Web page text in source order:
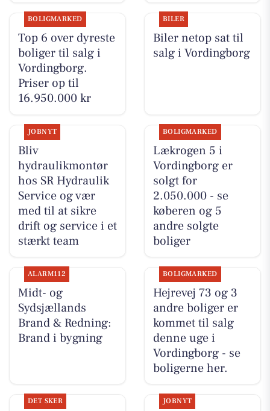
BOLIGMARKED
Top 6 over dyreste
boliger til salg i
Vordingborg.
Priser op til
16.950.000 kr
BILER
Biler netop sat til
salg i Vordingborg
JOBNYT
Bliv
hydraulikmontør
hos SR Hydraulik
Service og vær
med til at sikre
drift og service i et
stærkt team
BOLIGMARKED
Lækrogen 5 i
Vordingborg er
solgt for
2.050.000 - se
køberen og 5
andre solgte
boliger
ALARM112
Midt- og
Sydsjællands
Brand & Redning:
Brand i bygning
BOLIGMARKED
Hejrevej 73 og 3
andre boliger er
kommet til salg
denne uge i
Vordingborg - se
boligerne her.
DET SKER JOBNYT